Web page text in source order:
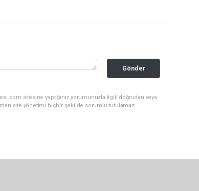
Gönder
sitesine yaptığınız yorumunuzla ilgili doğrudan veya
site yönetimi hiçbir şekilde sorumlu tutulamaz.